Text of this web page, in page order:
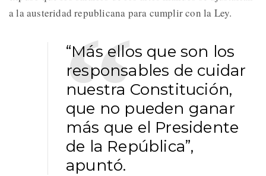
a la austeridad republicana para cumplir con la Ley.
“Más ellos que son los
responsables de cuidar
nuestra Constitución,
que no pueden ganar
más que el Presidente
de la República”,
apuntó.